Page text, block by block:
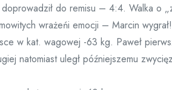
do remisu – 4:4. Walka o
wrażeńi emocji – Marcin wygrał!
w kat. wagowej -63 kg. Paweł
natomiast uległ późniejszemu